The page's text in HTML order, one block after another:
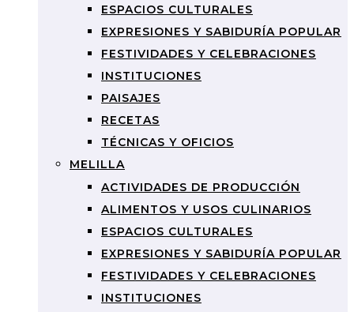
ESPACIOS CULTURALES
EXPRESIONES Y SABIDURÍA POPULAR
FESTIVIDADES Y CELEBRACIONES
INSTITUCIONES
PAISAJES
RECETAS
TÉCNICAS Y OFICIOS
MELILLA
ACTIVIDADES DE PRODUCCIÓN
ALIMENTOS Y USOS CULINARIOS
ESPACIOS CULTURALES
EXPRESIONES Y SABIDURÍA POPULAR
FESTIVIDADES Y CELEBRACIONES
INSTITUCIONES